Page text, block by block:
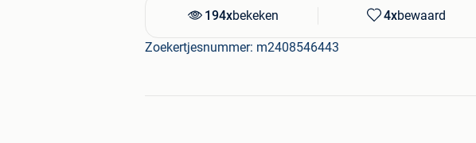
194xbekeken 4xbewaard
Zoekertjesnummer: m2408546443